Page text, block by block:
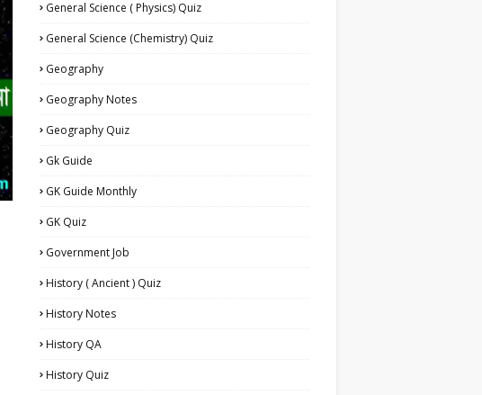
General Science ( Physics) Quiz
General Science (Chemistry) Quiz
Geography
Geography Notes
Geography Quiz
Gk Guide
GK Guide Monthly
GK Quiz
Government Job
History ( Ancient ) Quiz
History Notes
History QA
History Quiz